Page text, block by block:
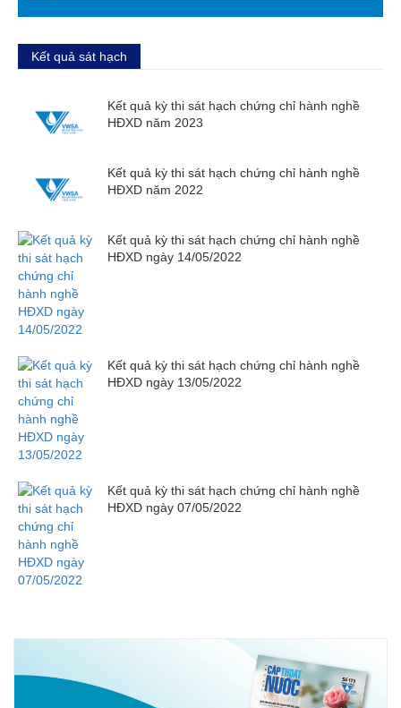
Kết quả sát hạch
Kết quả kỳ thi sát hạch chứng chỉ hành nghề
HĐXD năm 2023
Kết quả kỳ thi sát hạch chứng chỉ hành nghề
HĐXD năm 2022
Kết quả kỳ thi sát hạch chứng chỉ hành nghề
HĐXD ngày 14/05/2022
Kết quả kỳ thi sát hạch chứng chỉ hành nghề
HĐXD ngày 13/05/2022
Kết quả kỳ thi sát hạch chứng chỉ hành nghề
HĐXD ngày 07/05/2022